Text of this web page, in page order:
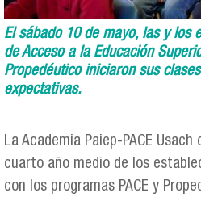
El sábado 10 de mayo, las y los
de Acceso a la Educación
Propedéutico iniciaron sus
expectativas.
La Academia Paiep-PACE
cuarto año medio de los
con los programas PACE y